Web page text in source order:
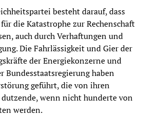
besteht darauf, dass
die Katastrophe zur Rechenschaft
auch durch Verhaftungen und
Die Fahrlässigkeit und Gier der
der Energiekonzerne und
Bundesstaatsregierung haben
geführt, die von ihren
wenn nicht hunderte von
werden.